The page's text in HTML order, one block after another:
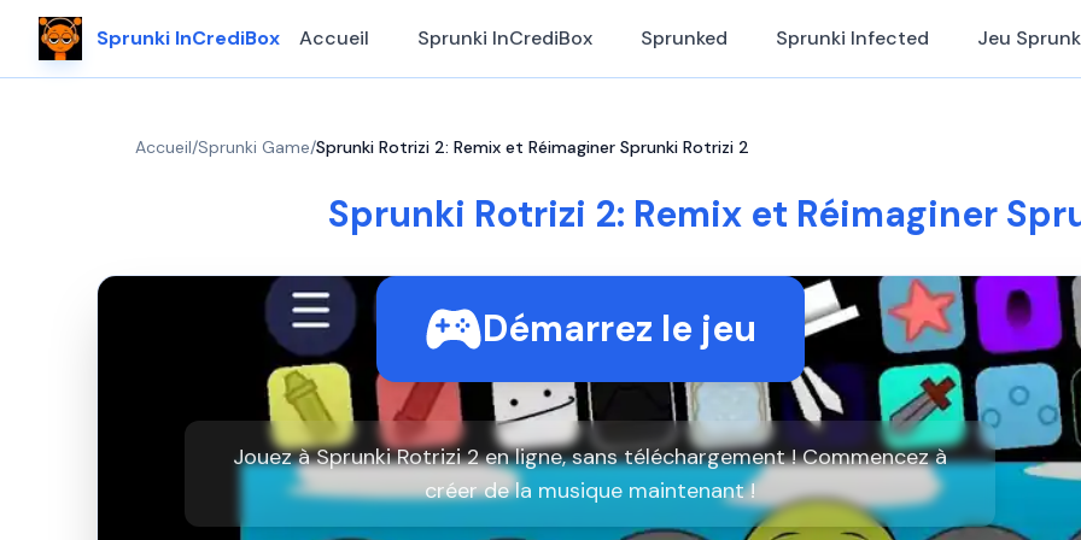
Sprunki InCrediBox Accueil Sprunki InCrediBox Sprunked Sprunki Infected Jeu
Accueil/Sprunki Game/Sprunki Rotrizi 2: Remix et Réimaginer Sprunki Rotrizi 2
Sprunki Rotrizi 2: Remix et Réimaginer
Démarrez le jeu
Jouez à Sprunki Rotrizi 2 en ligne, sans téléchargement ! Commencez à
créer de la musique maintenant !